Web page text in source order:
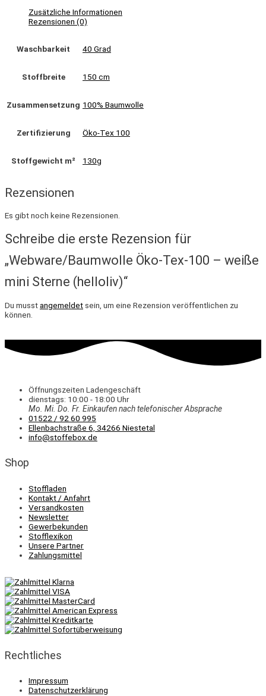
Zusätzliche Informationen
Rezensionen (0)
Waschbarkeit 40 Grad
Stoffbreite 150 cm
Zusammensetzung 100% Baumwolle
Zertifizierung Öko-Tex 100
Stoffgewicht m² 130g
Rezensionen
Es gibt noch keine Rezensionen.
Schreibe die erste Rezension für
„Webware/Baumwolle Öko-Tex-100 – weiße
mini Sterne (helloliv)“
Du musstangemeldet sein, um eine Rezension veröffentlichen zu
können.
Öffnungszeiten Ladengeschäft
dienstags: 10:00 - 18:00 Uhr
Mo. Mi. Do. Fr. Einkaufennach telefonischer Absprache
01522 / 92 60 995
Ellenbachstraße 6, 34266 Niestetal
info@stoffebox.de
Shop
Stoffladen
Kontakt / Anfahrt
Versandkosten
Newsletter
Gewerbekunden
Stofflexikon
Unsere Partner
Zahlungsmittel
Rechtliches
Impressum
Datenschutzerklärung